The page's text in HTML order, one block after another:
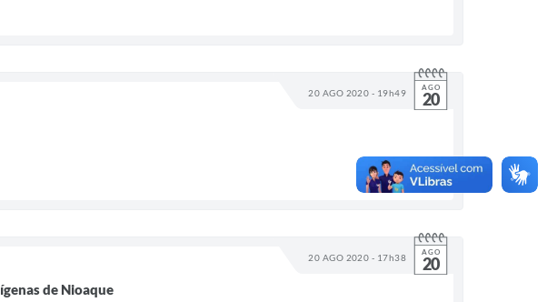
20 AGO 2020 - 19h49 AGO
20
20 AGO 2020 - 17h38 AGO
20
de Nioaque